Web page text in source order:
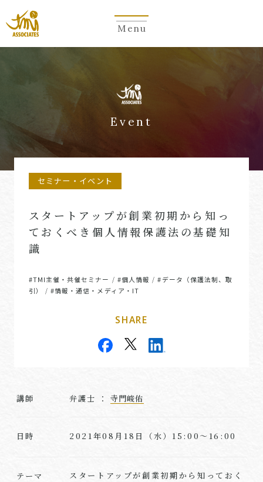
Menu
Event
セミナー・イベント
スタートアップが創業初期から知っ
ておくべき個人情報保護法の基礎知
識
#TMI主催・共催セミナー / #個人情報 /#データ（保護法制、取
引）
/ #情報・通信・メディア・IT
SHARE
講師 弁護士 ： 寺門峻佑
日時 2021年08月18日（水）15:00～16:00
テーマ
スタートアップが創業初期から知っておく